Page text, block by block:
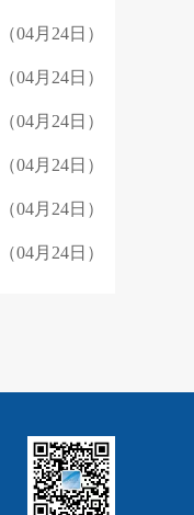
（04月24日）
（04月24日）
（04月24日）
（04月24日）
（04月24日）
（04月24日）